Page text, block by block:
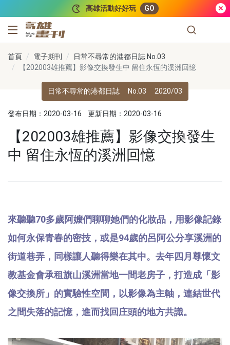
高雄活動好好玩 GO
高雄畫刊
首頁 電子期刊
日常不尋常的港都日誌 No.03
【202003雄推薦】影像交換發生中 留住永恆的溪洲回憶
日常不尋常的港都日誌 No.03 2020/03
發布日期：2020-03-16 更新日期：2020-03-16
【202003雄推薦】影像交換發生
中 留住永恆的溪洲回憶
來聽聽70多歲阿嬤們聊聊她們的化妝品，用影像記錄
如何永保青春的密技，或是94歲的呂阿公分享溪洲的
街道巷弄，同樣讓人聽得樂在其中。去年四月尊懷文
教基金會承租旗山溪洲當地一間老房子，打造成「影
像交換所」的實驗性空間，以影像為主軸，連結世代
之間失落的記憶，進而找回庄頭的地方共識。